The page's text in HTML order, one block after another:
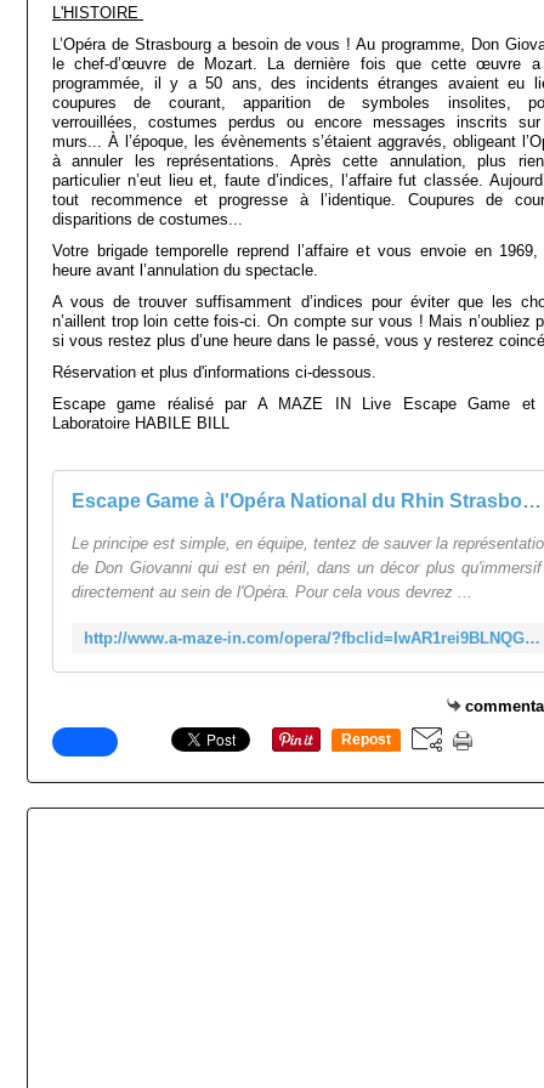
L'HISTOIRE
L’Opéra de Strasbourg a besoin de vous ! Au programme, Don
le chef-d’œuvre de Mozart. La dernière fois que cette œuvre
programmée, il y a 50 ans, des incidents étranges avaient eu
coupures de courant, apparition de symboles insolites,
verrouillées, costumes perdus ou encore messages inscrits
murs... À l’époque, les évènements s’étaient aggravés, obligeant
à annuler les représentations. Après cette annulation, plus
particulier n’eut lieu et, faute d’indices, l’affaire fut classée.
tout recommence et progresse à l’identique. Coupures de
disparitions de costumes...
Votre brigade temporelle reprend l’affaire et vous envoie en 1969,
heure avant l’annulation du spectacle.
A vous de trouver suffisamment d’indices pour éviter que les
n’aillent trop loin cette fois-ci. On compte sur vous ! Mais n’oubliez
si vous restez plus d’une heure dans le passé, vous y resterez
Réservation et plus d'informations ci-dessous.
Escape game réalisé par A MAZE IN Live Escape Game et
Laboratoire HABILE BILL
Escape Game à l'Opéra National du Rhin Strasbourg
Le principe est simple, en équipe, tentez de sauver la
de Don Giovanni qui est en péril, dans un décor plus
directement au sein de l'Opéra. Pour cela vous devrez ...
http://www.a-maze-in.com/opera/?fbclid=IwAR1rei9BLNQG31gysGjXz9MaZ3D0mRBT6mMWXfAidML-SyNQOCB5-oV2vCQ
Repost